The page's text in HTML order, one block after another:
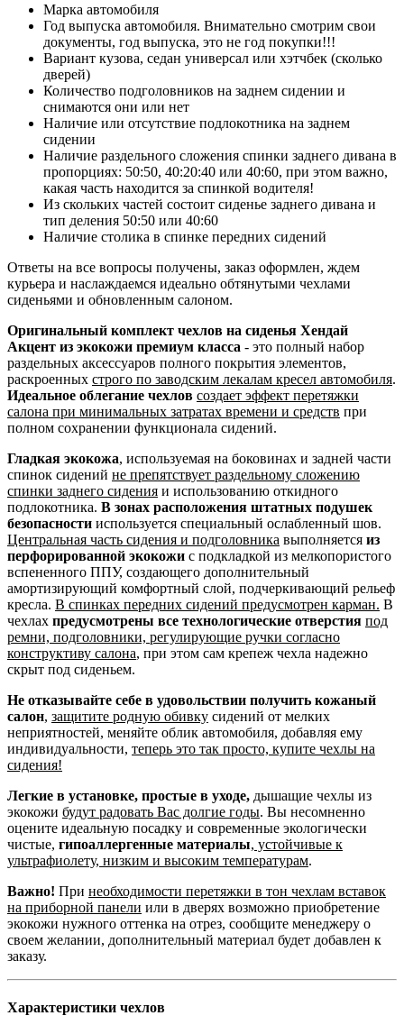
Марка автомобиля
Год выпуска автомобиля. Внимательно смотрим свои
документы, год выпуска, это не год покупки!!!
Вариант кузова, седан универсал или хэтчбек (сколько
дверей)
Количество подголовников на заднем сидении и
снимаются они или нет
Наличие или отсутствие подлокотника на заднем
сидении
Наличие раздельного сложения спинки заднего дивана в
пропорциях: 50:50, 40:20:40 или 40:60, при этом важно,
какая часть находится за спинкой водителя!
Из скольких частей состоит сиденье заднего дивана и
тип деления 50:50 или 40:60
Наличие столика в спинке передних сидений
Ответы на все вопросы получены, заказ оформлен, ждем
курьера и наслаждаемся идеально обтянутыми чехлами
сиденьями и обновленным салоном.
Оригинальный комплект чехлов на сиденья Хендай
Акцент из экокожи премиум класса - это полный набор
раздельных аксессуаров полного покрытия элементов,
раскроенных строго по заводским лекалам кресел автомобиля.
Идеальное облегание чехлов создает эффект перетяжки
салона при минимальных затратах времени и средств при
полном сохранении функционала сидений.
Гладкая экокожа, используемая на боковинах и задней части
спинок сидений не препятствует раздельному сложению
спинки заднего сидения и использованию откидного
подлокотника. В зонах расположения штатных подушек
безопасности используется специальный ослабленный шов.
Центральная часть сидения и подголовника выполняется из
перфорированной экокожи с подкладкой из мелкопористого
вспененного ППУ, создающего дополнительный
амортизирующий комфортный слой, подчеркивающий рельеф
кресла. В спинках передних сидений предусмотрен карман. В
чехлах предусмотрены все технологические отверстия под
ремни, подголовники, регулирующие ручки согласно
конструктиву салона, при этом сам крепеж чехла надежно
скрыт под сиденьем.
Не отказывайте себе в удовольствии получить кожаный
салон, защитите родную обивку сидений от мелких
неприятностей, меняйте облик автомобиля, добавляя ему
индивидуальности, теперь это так просто, купите чехлы на
сидения!
Легкие в установке, простые в уходе, дышащие чехлы из
экокожи будут радовать Вас долгие годы. Вы несомненно
оцените идеальную посадку и современные экологически
чистые, гипоаллергенные материалы, устойчивые к
ультрафиолету, низким и высоким температурам.
Важно! При необходимости перетяжки в тон чехлам вставок
на приборной панели или в дверях возможно приобретение
экокожи нужного оттенка на отрез, сообщите менеджеру о
своем желании, дополнительный материал будет добавлен к
заказу.
Характеристики чехлов